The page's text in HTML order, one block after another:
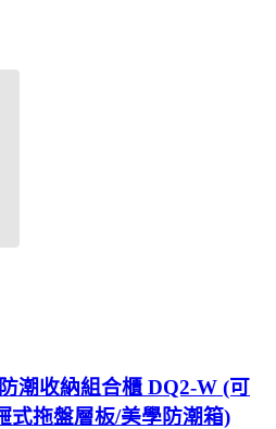
潮收納組合櫃 DQ2-W (可
式拖盤層板/美學防潮箱)